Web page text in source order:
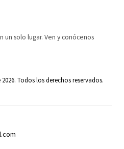
un solo lugar. Ven y conócenos
Todos los derechos reservados.